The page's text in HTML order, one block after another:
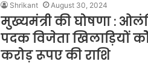
Shrikant August 30, 2024
मुख्यमंत्री की घोषणा :
पदक विजेता खिलाड़ियों
करोड़ रूपए की राशि